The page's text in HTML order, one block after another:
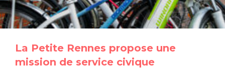
La Petite Rennes propose une
mission de service civique